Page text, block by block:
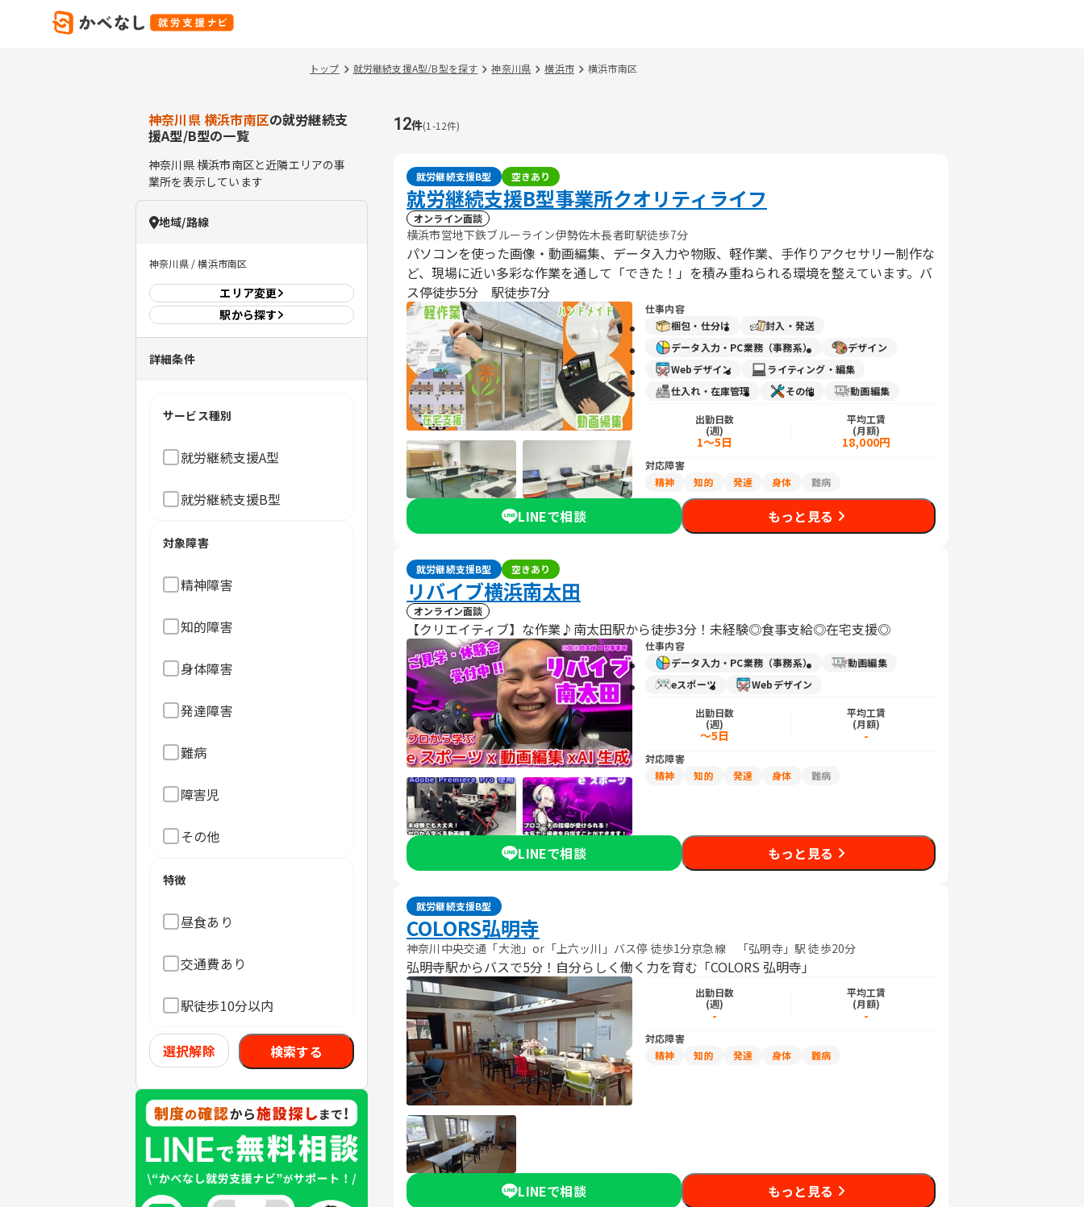
トップ 就労継続支援A型/B型を探す 神奈川県 横浜市 横浜市南区
神奈川県 横浜市南区の就労継続支
援A型/B型の一覧
神奈川県横浜市南区と近隣エリアの事
業所を表示しています
地域/路線
神奈川県 / 横浜市南区
エリア変更
駅から探す
詳細条件
サービス種別
就労継続支援A型
就労継続支援B型
対象障害
精神障害
知的障害
身体障害
発達障害
難病
障害児
その他
特徴
昼食あり
交通費あり
駅徒歩10分以内
選択解除 検索する
12件(1 -12件)
就労継続支援B型 空きあり
就労継続支援B型事業所クオリティライフ
オンライン面談
横浜市営地下鉄ブルーライン伊勢佐木長者町駅徒歩7分
パソコンを使った画像・動画編集、データ入力や物販、軽作業、手作りアクセサリー制作な
ど、現場に近い多彩な作業を通して「できた！」を積み重ねられる環境を整えています。バ
ス停徒歩5分 駅徒歩7分
仕事内容
梱包・仕分け
封入・発送
データ入力・PC業務（事務系）
デザイン
Webデザイン
ライティング・編集
仕入れ・在庫管理
その他 動画編集
出勤日数
(週)
1～5日
平均工賃
(月額)
18,000円
対応障害
精神
知的 発達 身体 難病
LINEで相談 もっと見る
就労継続支援B型 空きあり
リバイブ横浜南太田
オンライン面談
【クリエイティブ】な作業♪南太田駅から徒歩3分！未経験◎食事支給◎在宅支援◎
仕事内容
データ入力・PC業務（事務系）
動画編集
eスポーツ
Webデザイン
出勤日数
(週)
～5日
平均工賃
(月額)
-
対応障害
精神
知的 発達 身体 難病
LINEで相談 もっと見る
就労継続支援B型
COLORS弘明寺
神奈川中央交通「大池」or「上六ッ川」バス停 徒歩1分京急線 「弘明寺」駅 徒歩20分
弘明寺駅からバスで5分！自分らしく働く力を育む「COLORS 弘明寺」
出勤日数
(週)
-
平均工賃
(月額)
-
対応障害
精神
知的 発達 身体 難病
LINEで相談 もっと見る